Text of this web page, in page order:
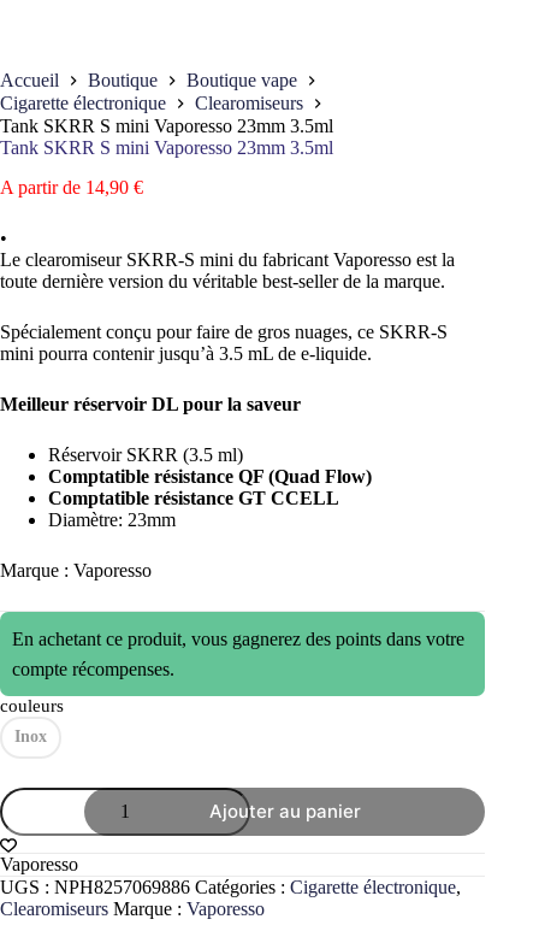
Accueil Boutique
Boutique vape
Cigarette électronique
Clearomiseurs
Tank SKRR S mini Vaporesso 23mm 3.5ml
Tank SKRR S mini Vaporesso 23mm 3.5ml
A partir de 14,90 €
•
Le clearomiseur SKRR-S mini du fabricant Vaporesso est la
toute dernière version du véritable best-seller de la marque.
Spécialement conçu pour faire de gros nuages, ce SKRR-S
mini pourra contenir jusqu’à 3.5 mL de e-liquide.
Meilleur réservoir DL pour la saveur
Réservoir SKRR (3.5 ml)
Comptatible résistance QF (Quad Flow)
Comptatible résistance GT CCELL
Diamètre: 23mm
Marque : Vaporesso
En achetant ce produit, vous gagnerez des points dans votre
compte récompenses.
couleurs
Inox
quantité
de
Tank
SKRR
S
mini
Vaporesso
Ajouter au panier
Vaporesso
UGS : NPH8257069886 Catégories : Cigarette électronique,
Clearomiseurs Marque : Vaporesso